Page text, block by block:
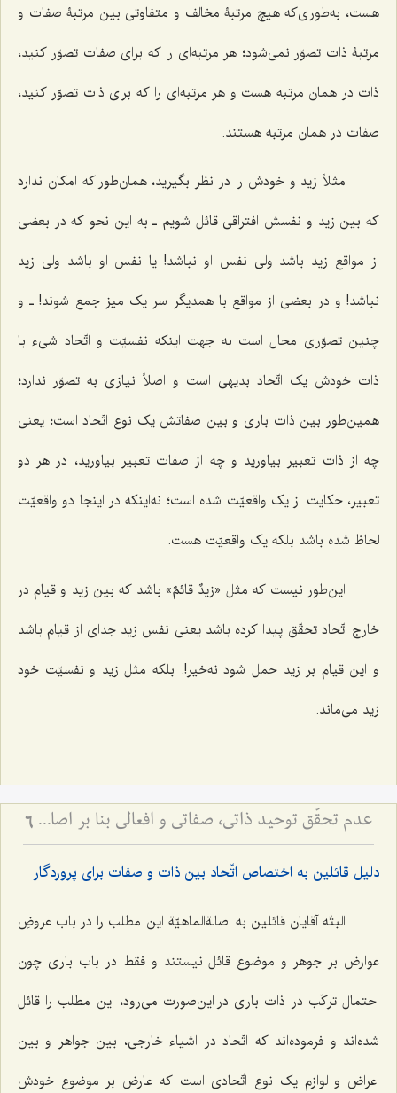
هست، به‌طوری‌که هیچ مرتبۀ مخالف و متفاوتی بین مرتبۀ صفات و
مرتبۀ ذات تصوّر نمی‌شود؛ هر مرتبه‌ای را که برای صفات تصوّر کنید،
ذات در همان مرتبه هست و هر مرتبه‌ای را که برای ذات تصوّر کنید،
صفات در همان مرتبه هستند.
مثلاً زید و خودش را در نظر بگیرید، همان‌طور که امکان ندارد
که بین زید و نفسش افتراقی قائل شویم ـ به این نحو که در بعضی
از مواقع زید باشد ولی نفس او نباشد! یا نفس او باشد ولی زید
نباشد! و در بعضی از مواقع با همدیگر سر یک میز جمع شوند! ـ و
چنین تصوّری محال است به جهت اینکه نفسیّت و اتّحاد شیء با
ذات خودش یک اتّحاد بدیهی است و اصلاً نیازی به تصوّر ندارد؛
همین‌طور بین ذات باری و بین صفاتش یک نوع اتّحاد است؛ یعنی
چه از ذات تعبیر بیاورید و چه از صفات تعبیر بیاورید، در هر دو
تعبیر، حکایت از یک واقعیّت شده است؛ نه‌اینکه در اینجا دو واقعیّت
لحاظ شده باشد بلکه یک واقعیّت هست.
این‌طور نیست که مثل «زیدٌ قائمٌ» باشد که بین زید و قیام در
خارج اتّحاد تحقّق پیدا کرده باشد یعنی نفس زید جدای از قیام باشد
و این قیام بر زید حمل شود نه‌خیر!. بلکه مثل زید و نفسیّت خود
زید می‌ماند.
عدم تحقّق توحید ذاتی، صفاتی و افعالی بنا بر اصالةالماهیّة 6
دلیل قائلین به اختصاص اتّحاد بین ذات و صفات برای پروردگار
البتّه آقایان قائلین به اصالةالماهیّة این مطلب را در باب عروضِ
عوارض بر جوهر و موضوع قائل نیستند و فقط در باب باری چون
احتمال ترکّب در ذات باری در این‌صورت می‌رود، این مطلب را قائل
شده‌اند و فرموده‌اند که اتّحاد در اشیاء خارجی، بین جواهر و بین
اعراض و لوازم یک نوع اتّحادی است که عارض بر موضوع خودش